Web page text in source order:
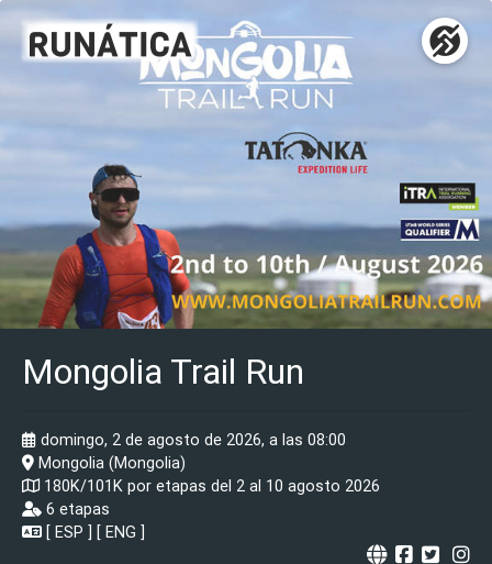
Mongolia Trail Run
domingo, 2 de agosto de 2026, a las 08:00
Mongolia (Mongolia)
180K/101K por etapas del 2 al 10 agosto 2026
6 etapas
[ ESP ] [ ENG ]